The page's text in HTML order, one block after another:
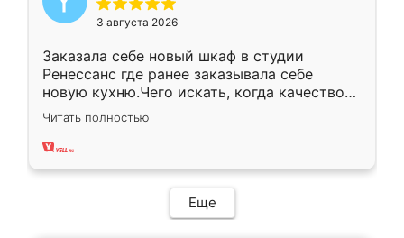
3 августа 2026
Заказала себе новый шкаф в студии
Ренессанс где ранее заказывала себе
новую кухню.Чего искать, когда качеством
вполне довольна. Служит кухня уже почти
два года, нареканий нет.
Читать полностью
Еще